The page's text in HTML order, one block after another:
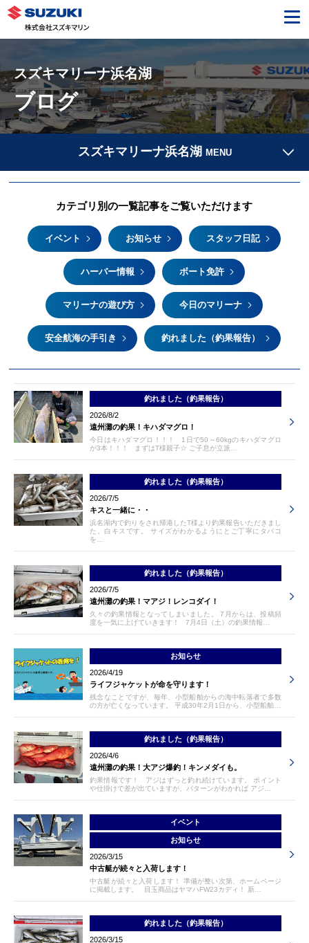
スズキマリーナ浜名湖
ブログ
スズキマリーナ浜名湖 MENU
カテゴリ別の一覧記事をご覧いただけます
イベント お知らせ スタッフ日記
ハーバー情報 ボート免許
マリーナの遊び方 今日のマリーナ
安全航海の手引き 釣れました（釣果報告）
釣れました（釣果報告）
2026/8/2
遠州灘の釣果！キハダマグロ！
今日はキハダマグロ！！！ 1日で50～60kgのキハダマグロ
が3本！！！ まずはT様親子☆ ご子息が立派…
釣れました（釣果報告）
2026/7/5
キスと一緒に・・
浜名湖内で釣りをされ帰港したT様より釣果報告いただきまし
た。白キスです。 サイズがわかるようにとご丁寧にタバコ
を…
釣れました（釣果報告）
2026/7/5
遠州灘の釣果！マアジ！レンコダイ！
久々の釣果情報となってしまいました。 7月からは、投稿頻
度を一気に上げていきます！ 7月4日（土）の釣果情報…
お知らせ
2026/4/19
ライフジャケットが命を守ります！
残念なことですが、毎年、小型船舶からの海中転落者で多数
の方が亡くなっています。 平成30年2月1日から、小型船舶…
釣れました（釣果報告）
2026/4/6
遠州灘の釣果！大アジ爆釣！キンメダイも。
釣果情報です！ アジはずっと釣れ続けています。 ポイント
や仕掛けで差が出ていますが、パターンがわかれば アジ…
イベント
お知らせ
2026/3/15
中古艇が続々と入荷します！
中古艇が続々と入荷します！ 準備が整い次第、ホームページ
に掲載します。 目玉商品はヤマハFW23カディ！ 新…
釣れました（釣果報告）
2026/3/15